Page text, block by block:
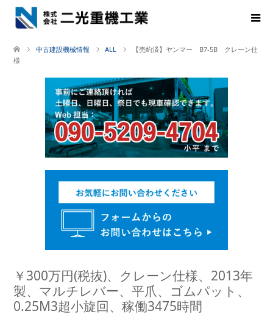
中古建設機械情報 ALL
【売約済】ヤンマー B7-5B クレーン仕
様
￥300万円(税抜)、クレーン仕様、2013年
製、マルチレバー、平爪、ゴムパット、
0.25M3超小旋回、稼働3475時間